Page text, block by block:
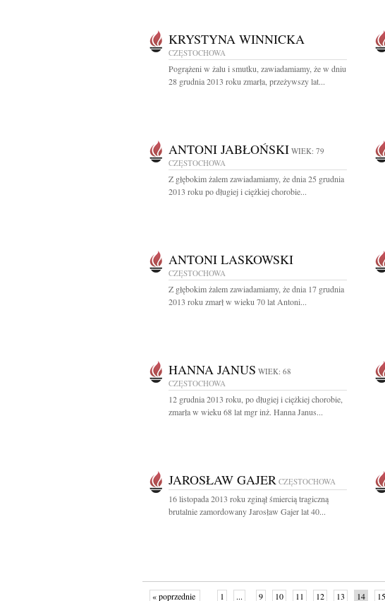
KRYSTYNA WINNICKA
CZĘSTOCHOWA
Pogrążeni w żalu i smutku, zawiadamiamy, że w dniu
28 grudnia 2013 roku zmarła, przeżywszy lat...
ANTONI JABŁOŃSKI WIEK: 79
CZĘSTOCHOWA
Z głębokim żalem zawiadamiamy, że dnia 25 grudnia
2013 roku po długiej i ciężkiej chorobie...
ANTONI LASKOWSKI
CZĘSTOCHOWA
Z głębokim żalem zawiadamiamy, że dnia 17 grudnia
2013 roku zmarł w wieku 70 lat Antoni...
HANNA JANUS WIEK: 68
CZĘSTOCHOWA
12 grudnia 2013 roku, po długiej i ciężkiej chorobie,
zmarła w wieku 68 lat mgr inż. Hanna Janus...
JAROSŁAW GAJER CZĘSTOCHOWA
16 listopada 2013 roku zginął śmiercią tragiczną
brutalnie zamordowany Jarosław Gajer lat 40...
« poprzednie 1 ... 9 10 11 12 13 14 15